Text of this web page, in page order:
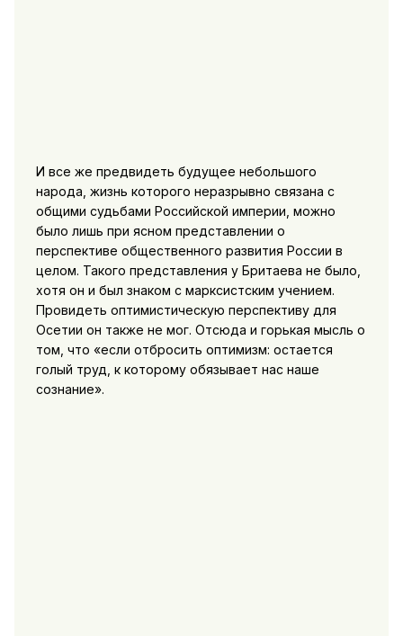
И все же предвидеть будущее небольшого
народа, жизнь которого неразрывно связана с
общими судьбами Российской империи, можно
было лишь при ясном представлении о
перспективе общественного развития России в
целом. Такого представления у Бритаева не было,
хотя он и был знаком с марксистским учением.
Провидеть оптимистическую перспективу для
Осетии он также не мог. Отсюда и горькая мысль о
том, что «если отбросить оптимизм: остается
голый труд, к которому обязывает нас наше
сознание».